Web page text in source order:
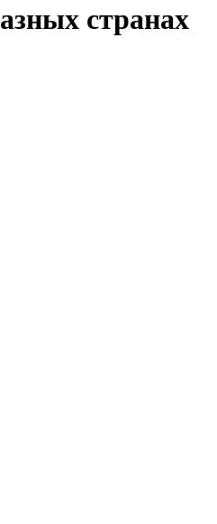
странах